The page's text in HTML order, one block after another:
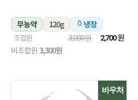
무농약 120g 냉장
조합원 3,000원 2,700원
비조합원 3,300원
바우처